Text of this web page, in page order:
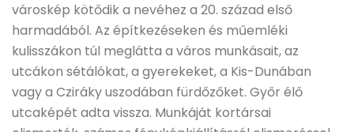
városkép kötődik a nevéhez a 20. század első
harmadából. Az építkezéseken és műemléki
kulisszákon túl meglátta a város munkásait, az
utcákon sétálókat, a gyerekeket, a Kis-Dunában
vagy a Cziráky uszodában fürdőzőket. Győr élő
utcaképét adta vissza. Munkáját kortársai